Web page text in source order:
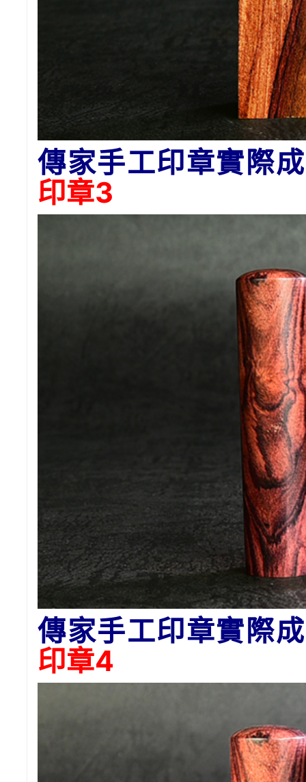
傳家手工印章實際
印章3
傳家手工印章實際
印章4